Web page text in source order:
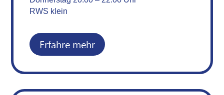
RWS klein
Erfahre mehr